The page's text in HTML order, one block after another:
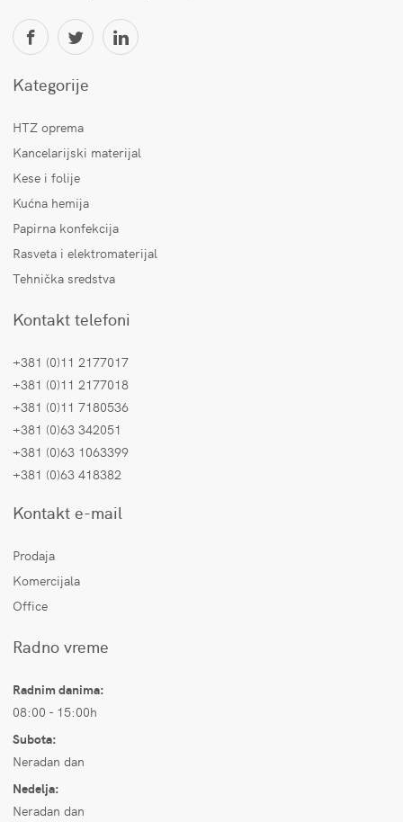
Kategorije
HTZ oprema
Kancelarijski materijal
Kese i folije
Kućna hemija
Papirna konfekcija
Rasveta i elektromaterijal
Tehnička sredstva
Kontakt telefoni
+381 (0)11 2177017
+381 (0)11 2177018
+381 (0)11 7180536
+381 (0)63 342051
+381 (0)63 1063399
+381 (0)63 418382
Kontakt e-mail
Prodaja
Komercijala
Office
Radno vreme
Radnim danima:
08:00 - 15:00h
Subota:
Neradan dan
Nedelja:
Neradan dan